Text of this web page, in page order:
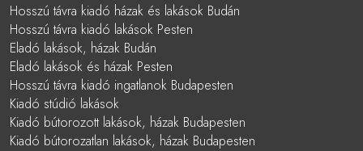
Hosszú távra kiadó házak és lakások Budán
Hosszú távra kiadó lakások Pesten
Eladó lakások, házak Budán
Eladó lakások és házak Pesten
Hosszú távra kiadó ingatlanok Budapesten
Kiadó stúdió lakások
Kiadó bútorozott lakások, házak Budapesten
Kiadó bútorozatlan lakások, házak Budapesten